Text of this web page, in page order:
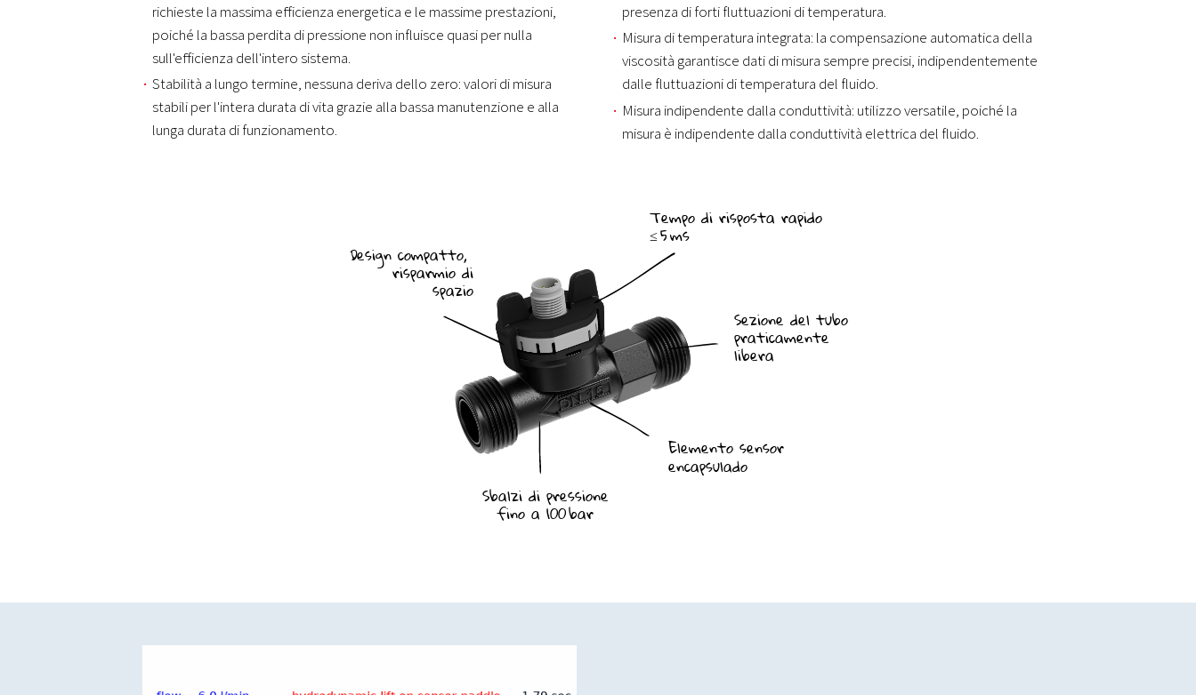
richieste la massima efficienza energetica e le massime prestazioni,
poiché la bassa perdita di pressione non influisce quasi per nulla
sull'efficienza dell'intero sistema.
Stabilità a lungo termine, nessuna deriva dello zero: valori di misura
stabili per l'intera durata di vita grazie alla bassa manutenzione e alla
lunga durata di funzionamento.
presenza di forti fluttuazioni di temperatura.
Misura di temperatura integrata: la compensazione automatica della
viscosità garantisce dati di misura sempre precisi, indipendentemente
dalle fluttuazioni di temperatura del fluido.
Misura indipendente dalla conduttività: utilizzo versatile, poiché la
misura è indipendente dalla conduttività elettrica del fluido.
Sbalzi di pressione
fino a 100 bar
Sezione del tubo
praticamente
libera
Tempo di risposta rapido
≤ 5 ms
Elemento sensor
encapsulado
Design compatto,
risparmio di
spazio